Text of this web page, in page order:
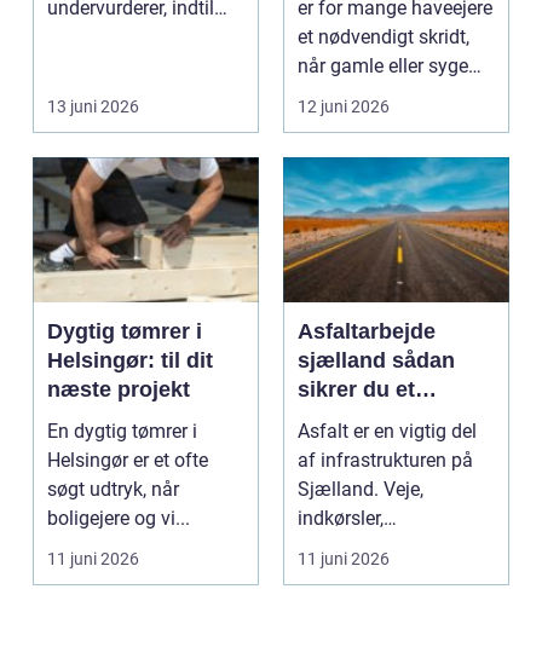
undervurderer, indtil
13 juni 2026
er for mange haveejere
et nødvendigt skridt,
når gamle eller syge
træer skaber...
12 juni 2026
Dygtig tømrer i
Helsingør: til dit
næste projekt
En dygtig tømrer i
Helsingør er et ofte
søgt udtryk, når
boligejere og vi...
11 juni 2026
Asfaltarbejde
sjælland sådan
sikrer du et
holdbart resultat
Asfalt er en vigtig del
af infrastrukturen på
Sjælland. Veje,
indkørsler,
parkeringspladser og
stier...
11 juni 2026